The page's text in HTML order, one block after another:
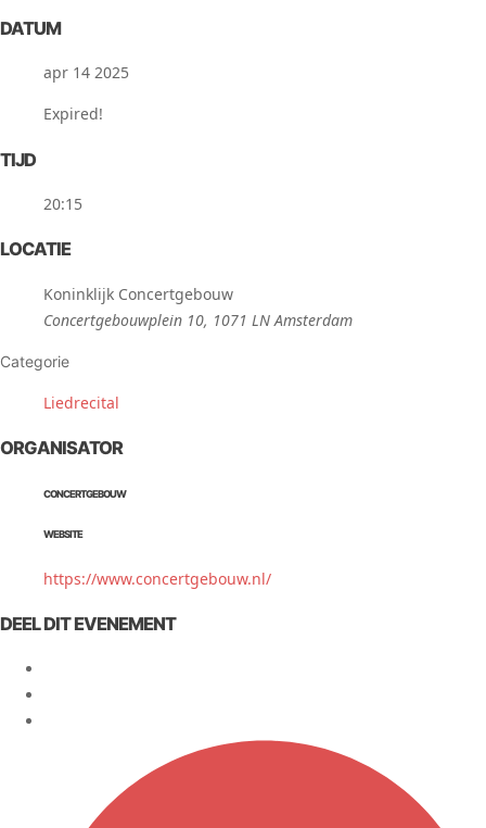
DATUM
apr 14 2025
Expired!
TIJD
20:15
LOCATIE
Koninklijk Concertgebouw
Concertgebouwplein 10, 1071 LN Amsterdam
Categorie
Liedrecital
ORGANISATOR
CONCERTGEBOUW
WEBSITE
https://www.concertgebouw.nl/
DEEL DIT EVENEMENT